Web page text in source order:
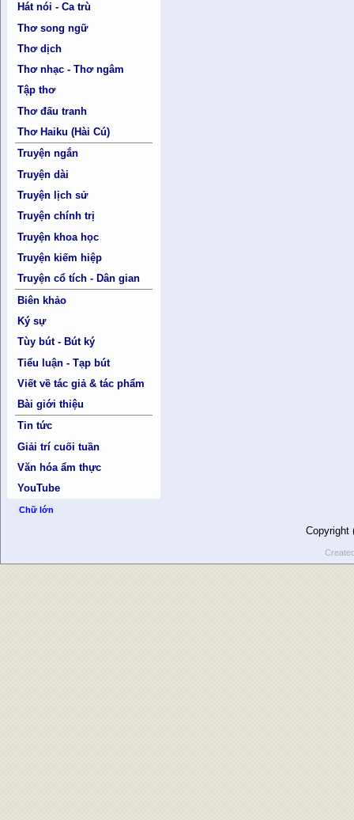
Hát nói - Ca trù
Thơ song ngữ
Thơ dịch
Thơ nhạc - Thơ ngâm
Tập thơ
Thơ đấu tranh
Thơ Haiku (Hài Cú)
Truyện ngắn
Truyện dài
Truyện lịch sử
Truyện chính trị
Truyện khoa học
Truyện kiếm hiệp
Truyện cổ tích - Dân gian
Biên khảo
Ký sự
Tùy bút - Bút ký
Tiểu luận - Tạp bút
Viết về tác giả & tác phẩm
Bài giới thiệu
Tin tức
Giải trí cuối tuần
Văn hóa ẩm thực
YouTube
Chữ lớn
Copyright